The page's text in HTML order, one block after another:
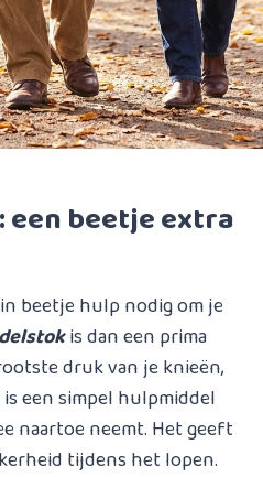
beetje extra
beetje hulp nodig om je
is dan een prima
druk van je knieën,
een simpel hulpmiddel
naartoe neemt. Het geeft
tijdens het lopen.